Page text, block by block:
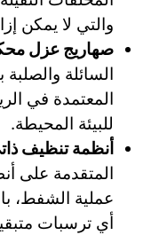
والتي لا يمكن
صهاريج عزل
السائلة
المعتمدة في
للبيئة المحيطة.
أنظمة تنظيف
المتقدمة على
عملية الشفط،
أي ترسبات